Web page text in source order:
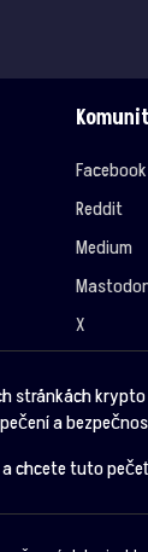
Facebook
Reddit
Medium
X
stránkách
a
chcete tuto